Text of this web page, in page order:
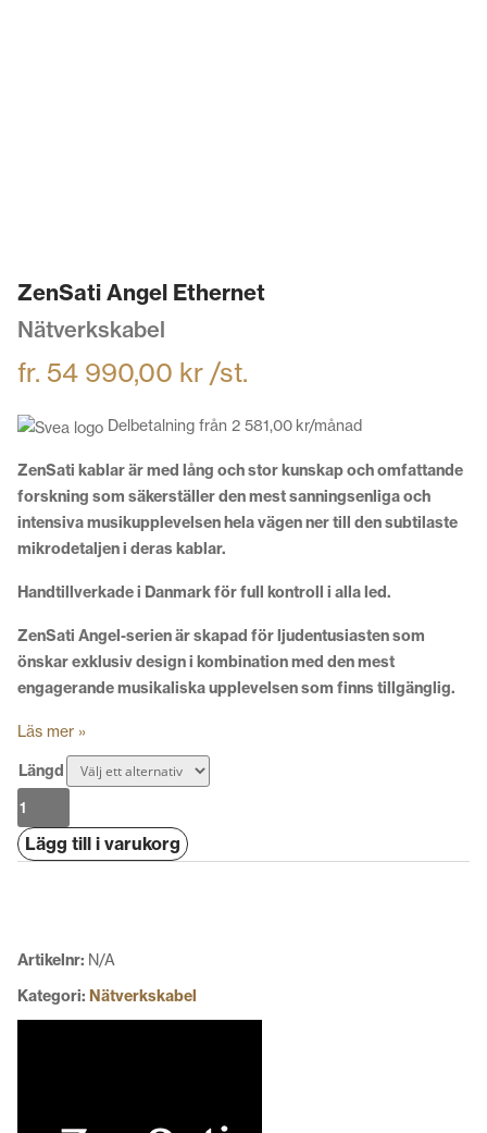
ZenSati Angel Ethernet
Nätverkskabel
fr. 54 990,00 kr /st.
Delbetalning från 2 581,00 kr/månad
ZenSati kablar är med lång och stor kunskap och omfattande
forskning som säkerställer den mest sanningsenliga och
intensiva musikupplevelsen hela vägen ner till den subtilaste
mikrodetaljen i deras kablar.
Handtillverkade i Danmark för full kontroll i alla led.
ZenSati Angel-serien är skapad för ljudentusiasten som
önskar exklusiv design i kombination med den mest
engagerande musikaliska upplevelsen som finns tillgänglig.
Läs mer »
Längd
ZenSati
Angel
Ethernet
Lägg till i varukorg
Artikelnr: N/A
Kategori: Nätverkskabel